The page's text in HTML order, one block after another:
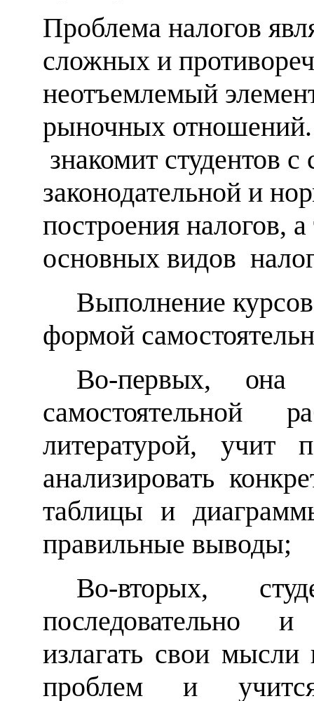
Проблема налогов
сложных и
неотъемлемый
рыночных
знакомит студентов
законодательной и
построения налогов,
основных видов
Выполнение
формой
Во-первых, она
литературой, учит
анализировать
таблицы и
правильные выводы;
Во-вторых,
последовательно
излагать свои мысли
проблем и